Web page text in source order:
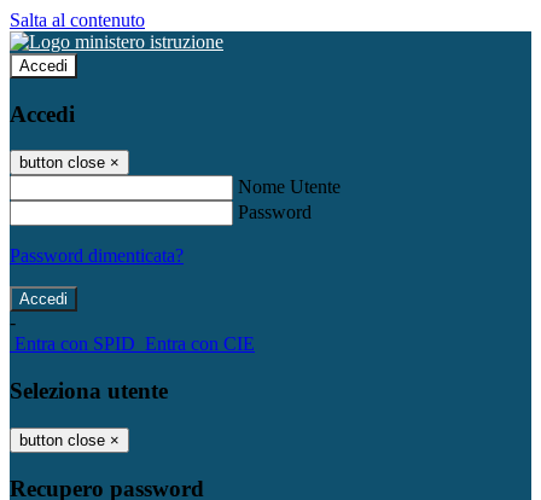
Salta al contenuto
Accedi
Accedi
button close ×
Nome Utente
Password
Password dimenticata?
-
Entra con SPID Entra con CIE
Seleziona utente
button close ×
Recupero password